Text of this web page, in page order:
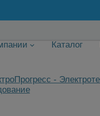
Каталог